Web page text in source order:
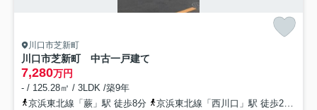
川口市芝新町
川口市芝新町 中古一戸建て
7,280万円
- / 125.28㎡ / 3LDK /築9年
京浜東北線「蕨」駅 徒歩8分
京浜東北線「西川口」駅 徒歩23分